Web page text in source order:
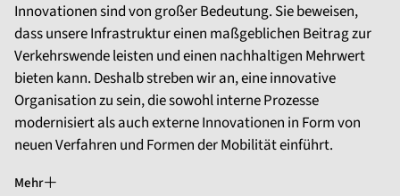
Innovationen sind von großer Bedeutung. Sie beweisen,
dass unsere Infrastruktur einen maßgeblichen Beitrag zur
Verkehrswende leisten und einen nachhaltigen Mehrwert
bieten kann. Deshalb streben wir an, eine innovative
Organisation zu sein, die sowohl interne Prozesse
modernisiert als auch externe Innovationen in Form von
neuen Verfahren und Formen der Mobilität einführt.
Mehr